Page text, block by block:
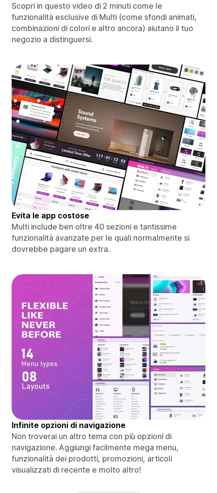
Scopri in questo video di 2 minuti come le
funzionalità esclusive di Multi (come sfondi animati,
combinazioni di colori e altro ancora) aiutano il tuo
negozio a distinguersi.
Evita le app costose
Multi include ben oltre 40 sezioni e tantissime
funzionalità avanzate per le quali normalmente si
dovrebbe pagare un extra.
Infinite opzioni di navigazione
Non troverai un altro tema con più opzioni di
navigazione. Aggiungi facilmente mega menu,
funzionalità dei prodotti, promozioni, articoli
visualizzati di recente e molto altro!